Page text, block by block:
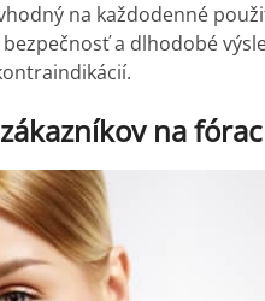
na každodenné
a dlhodobé
na